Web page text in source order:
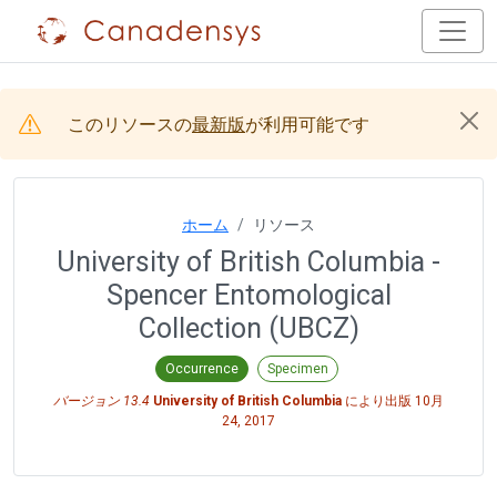
このリソースの最新版が利用可能です
ホーム リソース
University of British Columbia -
Spencer Entomological
Collection (UBCZ)
Occurrence Specimen
バージョン 13.4 University of British Columbia により出版 10月
24, 2017